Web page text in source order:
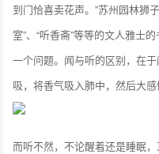
到门恰喜卖花声。”苏州园林狮
室”、“听香斋”等等的文人雅士
一个问题。闻与听的区别，在
吸，将香气吸入肺中，然后大
而听不然，不论醒着还是睡眠